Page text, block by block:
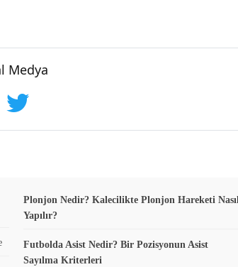
Medya
Plonjon Nedir? Kalecilikte Plonjon Hareketi Nasıl
Yapılır?
Futbolda Asist Nedir? Bir Pozisyonun Asist
Sayılma Kriterleri